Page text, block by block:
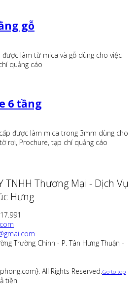
gỗ
làm từ mica và gỗ dùng cho việc
quảng cáo
6 tầng
được làm mica trong 3mm dùng cho
rơi, Prochure, tạp chí quảng cáo
TNHH Thương Mại - Dịch Vụ
Hưng
Trường Chinh - P. Tân Hưng Thuận -
All Rights Reserved.Go to top
tiền